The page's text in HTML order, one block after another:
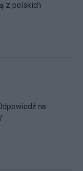
z polskich
na